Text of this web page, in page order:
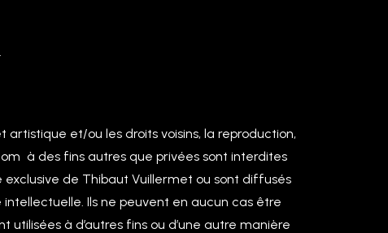
et/ou les droits voisins, la reproduction,
à des fins autres que privées sont interdites
de Thibaut Vuillermet ou sont diffusés
Ils ne peuvent en aucun cas être
à d’autres fins ou d’une autre manière